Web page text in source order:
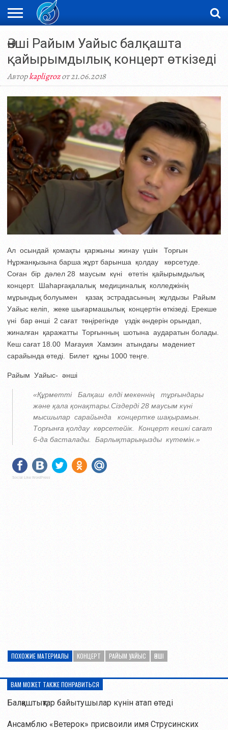
ЖАҢАЛЫҚТАР
НОВОСТИ
ВИДЕО
ФОТОРЕПОРТАЖИ
ОРКЕН
Әнші Райым Уайыс балқашта
қайырымдылық концерт өткізеді
Авторkapligrozот 21.06.2018
Ал осындай қомақты қаржыны жинау үшін Торғын
Нұржанқызына барша жұрт барынша қолдау көрсетуде.
Соған бір дәлел 28 маусым күні өтетін қайырымдылық
концерт. Шаһарғақалалық медициналық колледжінің
мұрындық болуымен қазақ эстрадасының жұлдызы Райым
Уайыс келіп, жеке шығармашылық концертін өткізеді. Ерекше
үні бар әнші 2 сағат төңірегінде үздік әндерін орындап,
жиналған қаражатты Торғынның шотына аударатын болады.
Кеш сағат 18.00 Мағауия Хамзин атындағы мәдениет
сарайында өтеді. Билет құны 1000 теңге.
Райым Уайыс- әнші
«Құрметті Балқаш елді мекеннің тұрғындары
және қала қонақтары.Сіздерді 28 маусым күні
мысшылар сарайында концертке шақырамын.
Торғынға қолдау көрсетейік. Концерт кешкі сағат
6-да басталады. Барлықтарыңызды күтемін.»
Social Like WordPress
ПОХОЖИЕ МАТЕРИАЛЫ КОНЦЕРТ РАЙЫМ УАЙЫС ӘНШІ
ВАМ МОЖЕТ ТАКЖЕ ПОНРАВИТЬСЯ
Балқаштықтар байытушылар күнін атап өтеді
Ансамблю «Ветерок» присвоили имя Струсинских